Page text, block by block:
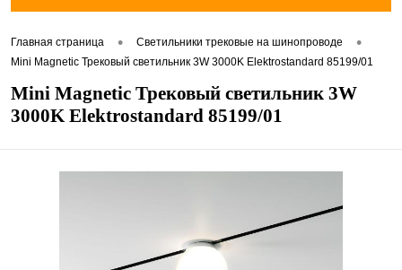
Главная страница • Светильники трековые на шинопроводе •
Mini Magnetic Трековый светильник 3W 3000K Elektrostandard 85199/01
Mini Magnetic Трековый светильник 3W
3000K Elektrostandard 85199/01